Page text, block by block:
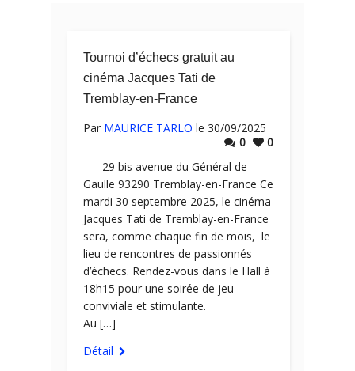
Tournoi d’échecs gratuit au
cinéma Jacques Tati de
Tremblay-en-France
Par MAURICE TARLO le 30/09/2025
0
0
29 bis avenue du Général de
Gaulle 93290 Tremblay-en-France Ce
mardi 30 septembre 2025, le cinéma
Jacques Tati de Tremblay-en-France
sera, comme chaque fin de mois, le
lieu de rencontres de passionnés
d’échecs. Rendez-vous dans le Hall à
18h15 pour une soirée de jeu
conviviale et stimulante.
Au […]
Détail